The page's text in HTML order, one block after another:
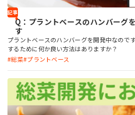
記事
Q：プラントベースのハンバーグ
す
プラントベースのハンバーグを開発中なので
するために何か良い方法はありますか？
総菜 プラントベース